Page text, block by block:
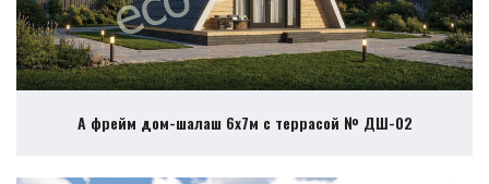
А фрейм дом-шалаш 6х7м с террасой № ДШ-02